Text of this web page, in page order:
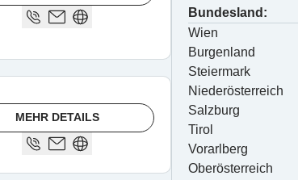
MEHR DETAILS
Bundesland:
Wien
Burgenland
Steiermark
Niederösterreich
Salzburg
Tirol
Vorarlberg
Oberösterreich